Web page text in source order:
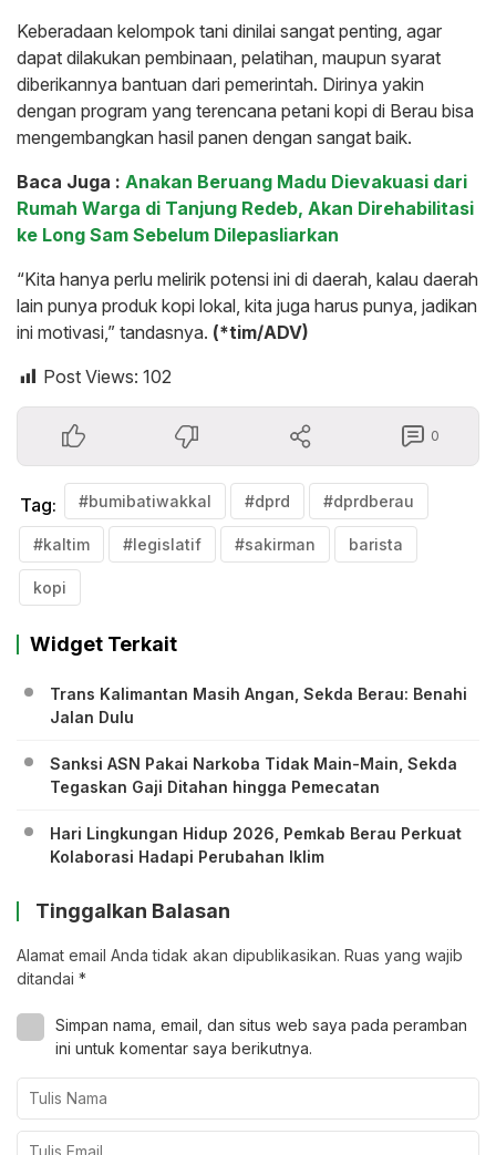
Keberadaan kelompok tani dinilai sangat penting, agar
dapat dilakukan pembinaan, pelatihan, maupun syarat
diberikannya bantuan dari pemerintah. Dirinya yakin
dengan program yang terencana petani kopi di Berau bisa
mengembangkan hasil panen dengan sangat baik.
Baca Juga : Anakan Beruang Madu Dievakuasi dari
Rumah Warga di Tanjung Redeb, Akan Direhabilitasi
ke Long Sam Sebelum Dilepasliarkan
“Kita hanya perlu melirik potensi ini di daerah, kalau daerah
lain punya produk kopi lokal, kita juga harus punya, jadikan
ini motivasi,” tandasnya. (*tim/ADV)
Post Views: 102
0
Tag: #bumibatiwakkal #dprd #dprdberau
#kaltim #legislatif #sakirman barista
kopi
Widget Terkait
Trans Kalimantan Masih Angan, Sekda Berau: Benahi
Jalan Dulu
Sanksi ASN Pakai Narkoba Tidak Main-Main, Sekda
Tegaskan Gaji Ditahan hingga Pemecatan
Hari Lingkungan Hidup 2026, Pemkab Berau Perkuat
Kolaborasi Hadapi Perubahan Iklim
Tinggalkan Balasan
Alamat email Anda tidak akan dipublikasikan. Ruas yang wajib
ditandai *
Simpan nama, email, dan situs web saya pada peramban
ini untuk komentar saya berikutnya.